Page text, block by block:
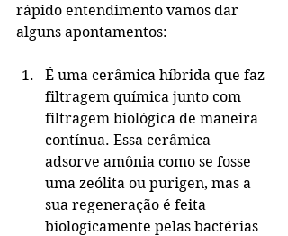
rápido entendimento vamos dar
alguns apontamentos:
É uma cerâmica híbrida que faz
filtragem química junto com
filtragem biológica de maneira
contínua. Essa cerâmica
adsorve amônia como se fosse
uma zeólita ou purigen, mas a
sua regeneração é feita
biologicamente pelas bactérias